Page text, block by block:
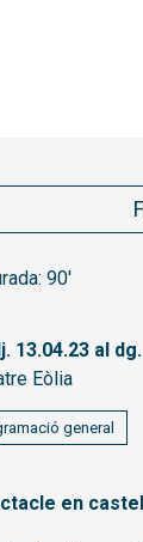
90'
13.04.23 al
Eòlia
general
en